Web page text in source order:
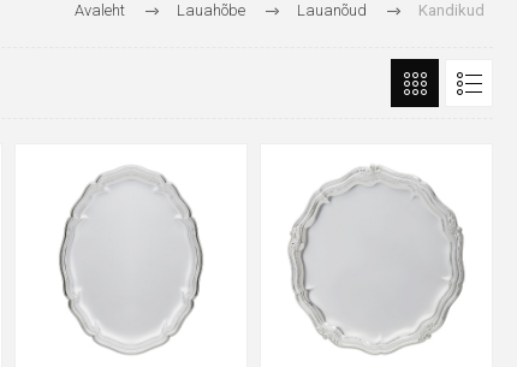
Avaleht Lauahõbe Lauanõud Kandikud